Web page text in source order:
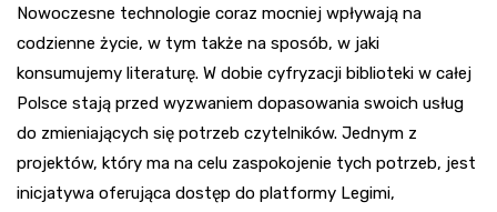
Nowoczesne technologie coraz mocniej wpływają na
codzienne życie, w tym także na sposób, w jaki
konsumujemy literaturę. W dobie cyfryzacji biblioteki w całej
Polsce stają przed wyzwaniem dopasowania swoich usług
do zmieniających się potrzeb czytelników. Jednym z
projektów, który ma na celu zaspokojenie tych potrzeb, jest
inicjatywa oferująca dostęp do platformy Legimi,